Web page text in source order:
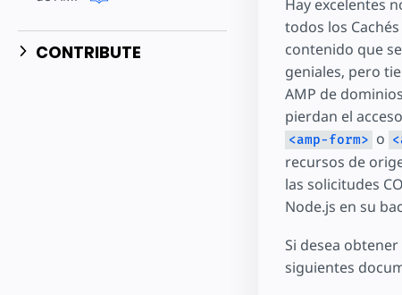
CONTRIBUTE
Hay excelentes
todos los
contenido que
geniales, pero
AMP de
pierdan el
<amp-form> o
recursos de
las solicitudes
Node.js en su
Si desea
siguientes